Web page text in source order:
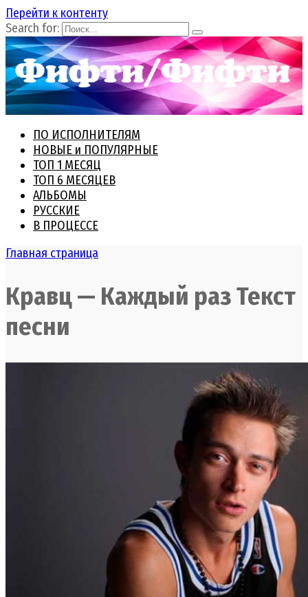
Перейти к контенту
Search for:
ПО ИСПОЛНИТЕЛЯМ
НОВЫЕ и ПОПУЛЯРНЫЕ
ТОП 1 МЕСЯЦ
ТОП 6 МЕСЯЦЕВ
АЛЬБОМЫ
РУССКИЕ
В ПРОЦЕССЕ
Главная страница
Кравц — Каждый раз Текст
песни